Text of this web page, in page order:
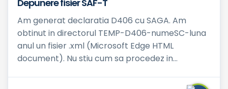
Depunere fisier SAF-T
Am generat declaratia D406 cu SAGA. Am
obtinut in directorul TEMP-D406-numeSC-luna
anul un fisier .xml (Microsoft Edge HTML
document). Nu stiu cum sa procedez in